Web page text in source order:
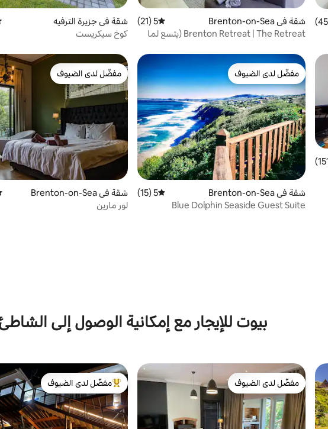
5، 45 مراجعاتشقة في Brenton-on-Sea متوسط التقييم 5 من 5، 21 مراجعات
5 (21)
Brenton Retreat | The Retreat (يتسع لما
شقة في جزيرة الترفيه
كوخ سيكريست
151 مراجعات
مفضّل لدى الضيوف
مفضّل لدى الضيوف
شقة في Brenton-on-Sea متوسط التقييم 5 من 5، 15 مراجعات
5 (15)
Blue Dolphin Seaside Guest Suite
مفضّل لدى الضيوف
مفضّل لدى الضيوف
شقة في Brenton-on-Sea
لور مارين
بيوت للإيجار مع إمكانية الوصول إلى
مفضّل لدى الضيوف
مفضّل لدى الضيوف
من أبرز البيوت المفضّلة لدى الضيوف
مفضّل لدى الضيوف